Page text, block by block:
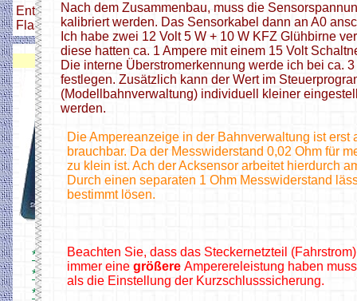
Enthält alle nötigen Dateien zum
Flashen und Konfigurieren,
DCC Zentrale + Booster
° Simpel DCC Zentrale
* Platine und Bestückung
* Mini Zentrale 1Ampere
* Schnell mal testen
Nach dem Zusammenbau, muss die
kalibriert werden. Das Sensorkabel dann an A0
Ich habe zwei 12 Volt 5 W + 10 W KFZ Glühbirne
diese hatten ca. 1 Ampere mit einem 15 Volt
Die interne Überstromerkennung werde ich bei ca.
festlegen. Zusätzlich kann der Wert im
(Modellbahnverwaltung) individuell kleiner
werden.
Beachten Sie, dass das Steckernetzteil (Fahrstrom)
immer eine größere Amperereleistung haben
als die Einstellung der Kurzschlusssicherung.
Die Ampereanzeige in der Bahnverwaltung ist erst
brauchbar. Da der Messwiderstand 0,02 Ohm für
zu klein ist. Ach der Acksensor arbeitet hierdurch
Durch einen separaten 1 Ohm Messwiderstand
bestimmt lösen.